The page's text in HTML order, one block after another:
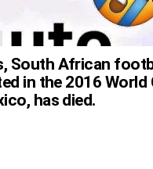
South African
in the 2016 World
has died.